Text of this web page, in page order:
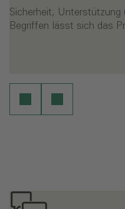
Sicherheit,
Begriffen lässt sich das